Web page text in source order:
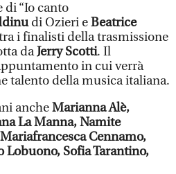
di “Io canto
di Ozieri eBeatrice
i finalisti della trasmissione
daJerry Scotti. Il
in cui verrà
talento della musica italiana.
ancheMarianna Alè,
La Manna, Namite
Cennamo,
Sofia Tarantino,